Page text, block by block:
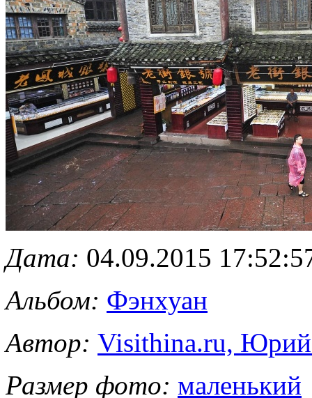
Дата: 04.09.2015
Альбом: Фэнхуан
Автор: Visithina.ru,
Размер фото: маленький